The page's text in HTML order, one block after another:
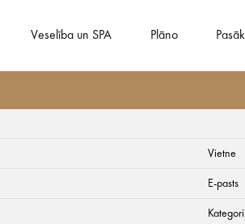
Veselība un SPA Plāno
Vietne
E-pasts